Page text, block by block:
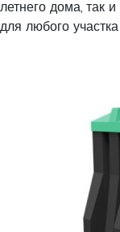
летнего дома, так
для любого